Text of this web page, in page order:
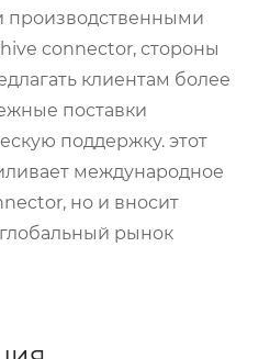
connector, стороны
клиентам более
поставки
поддержку. этот
международное
но и вносит
рынок